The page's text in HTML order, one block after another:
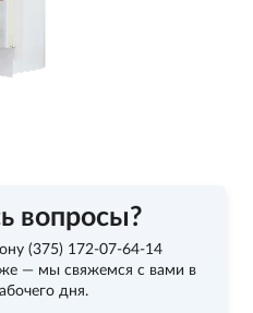
вопросы?
(375) 172-07-64-14
— мы свяжемся с вами в
дня.